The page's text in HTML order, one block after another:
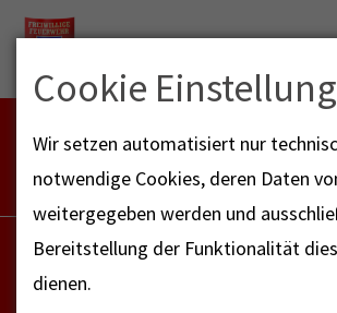
Menu
FEUERWEHR NOTFALL-
112
POLIZEI
Cookie
Wir setzen automatisiert nur
notwendige Cookies, deren Daten
weitergegeben werden und
Bereitstellung der Funktionalität
dienen.